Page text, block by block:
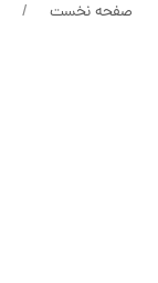
صفحه نخست